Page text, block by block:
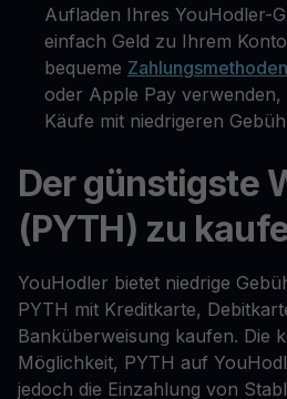
Aufladen Ihres YouHodler-
einfach Geld zu Ihrem
bequeme Zahlungsmethoden
oder Apple Pay
Käufe mit niedrigeren
Der günstigste
(PYTH) zu
YouHodler bietet niedrige
PYTH mit Kreditkarte,
Banküberweisung kaufen. Die
Möglichkeit, PYTH auf
jedoch die Einzahlung von